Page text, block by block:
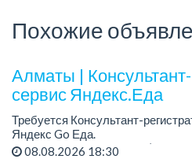
Похожие
Алматы |
сервис Яндекс.Еда
Требуется Консультант-
Яндекс Go Еда.
Условия: работа в офисе
08.08.2026 18:30